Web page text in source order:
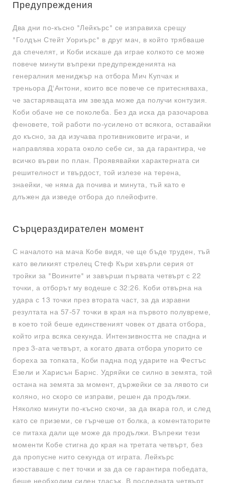
Предупреждения
Два дни по-късно "Лейкърс" се изправиха срещу
"Голдън Стейт Уориърс" в друг мач, в който трябваше
да спечелят, и Коби искаше да играе колкото се може
повече минути въпреки предупрежденията на
генералния мениджър на отбора Мич Купчак и
треньора Д'Антони, които все повече се притесняваха,
че застаряващата им звезда може да получи контузия.
Коби обаче не се поколеба. Без да иска да разочарова
феновете, той работи по-усилено от всякога, оставайки
до късно, за да изучава противниковите играчи, и
направлява хората около себе си, за да гарантира, че
всичко върви по план. Проявявайки характерната си
решителност и твърдост, той излезе на терена,
знаейки, че няма да почива и минута, тъй като е
длъжен да изведе отбора до плейофите.
Сърцераздирателен момент
С началото на мача Кобе видя, че ще бъде труден, тъй
като великият стрелец Стеф Къри хвърли серия от
тройки за "Воините" и завърши първата четвърт с 22
точки, а отборът му водеше с 32:26. Коби отвърна на
удара с 13 точки през втората част, за да изравни
резултата на 57-57 точки в края на първото полувреме,
в което той беше единственият човек от двата отбора,
който игра всяка секунда. Интензивността не спадна и
през 3-ата четвърт, а когато двата отбора упорито се
бореха за топката, Коби падна под ударите на Фестъс
Езели и Харисън Барнс. Удряйки се силно в земята, той
остана на земята за момент, държейки се за лявото си
коляно, но скоро се изправи, решен да продължи.
Няколко минути по-късно скочи, за да вкара гол, и след
като се приземи, се гърчеше от болка, а коментаторите
се питаха дали ще може да продължи. Въпреки тези
моменти Кобе стигна до края на третата четвърт, без
да пропусне нито секунда от играта. Лейкърс
изоставаше с пет точки и за да се гарантира победата,
беше необходим силен тласък. В последната четвърт